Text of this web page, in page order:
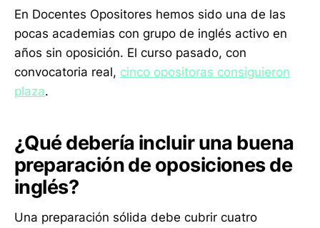
En Docentes Opositores hemos sido una de las
pocas academias con grupo de inglés activo en
años sin oposición. El curso pasado, con
convocatoria real, cinco opositoras consiguieron
plaza.
¿Qué debería incluir una buena
preparación de oposiciones de
inglés?
Una preparación sólida debe cubrir cuatro